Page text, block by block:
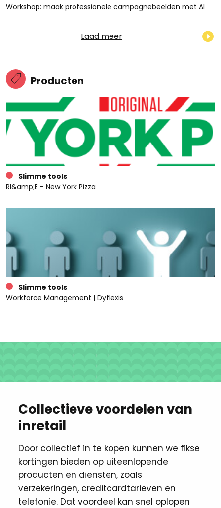
Workshop: maak professionele campagnebeelden met AI
Laad meer
Producten
Slimme tools
RI&amp;E - New York Pizza
Slimme tools
Workforce Management | Dyflexis
Collectieve voordelen van
inretail
Door collectief in te kopen kunnen we fikse
kortingen ​bieden op uiteenlopende
producten en diensten, zoals
verzekeringen, creditcardtarieven en
telefonie. Dat voordeel kan snel oplopen